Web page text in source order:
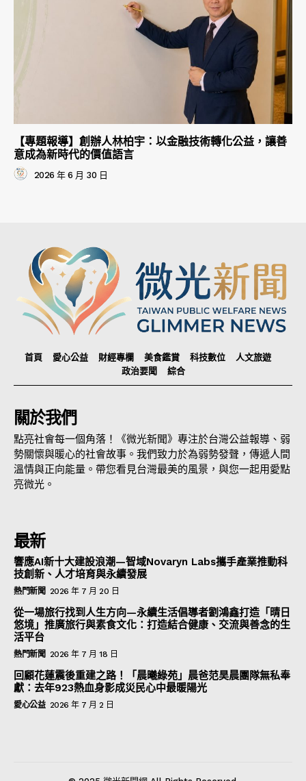
【專題報導】創辦人林柏宇：以金融技術轉化公益，讓善
意成為新時代的價值語言
2026 年 6 月 30 日
首頁 愛心公益 財經專欄 美食鑑賞 科技數位
人文旅遊
政治要聞
綜合
關於我們
點亮社會每一個角落！《微光新聞》專注於台灣公益報導、弱
勢關懷與暖心的社會故事。我們致力於為弱勢發聲，傳遞人間
溫情與正向能量。帶您看見台灣最美的風景，與您一起用愛點
亮微光。
最新
響應AI新十大建設浪潮—智域Novaryn Labs攜手產業推動科
技創新、人才培育與永續發展
熱門新聞 2026 年 7 月 20 日
從一場旅行找到人生方向—永續生活倡導者劉鴻鑫打造「晴日
悠境」推廣旅行與素食文化：打造結合健康、交流與善念的生
活平台
熱門新聞 2026 年 7 月 18 日
回顧花蓮震後重建之路！「晨曦綠苑」晨爸范昊晨團隊無私奉
獻：去年923熱血身影成災民心中最暖陽光
愛心公益 2026 年 7 月 2 日